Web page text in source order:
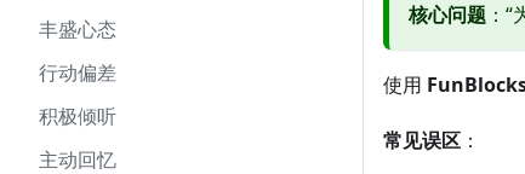
丰盛心态
行动偏差
积极倾听
主动回忆
核心问题 ：
使用
常见误区 ：